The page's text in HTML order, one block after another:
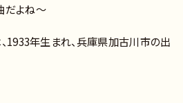
だよね～
1933年生まれ、兵庫県加古川市の出